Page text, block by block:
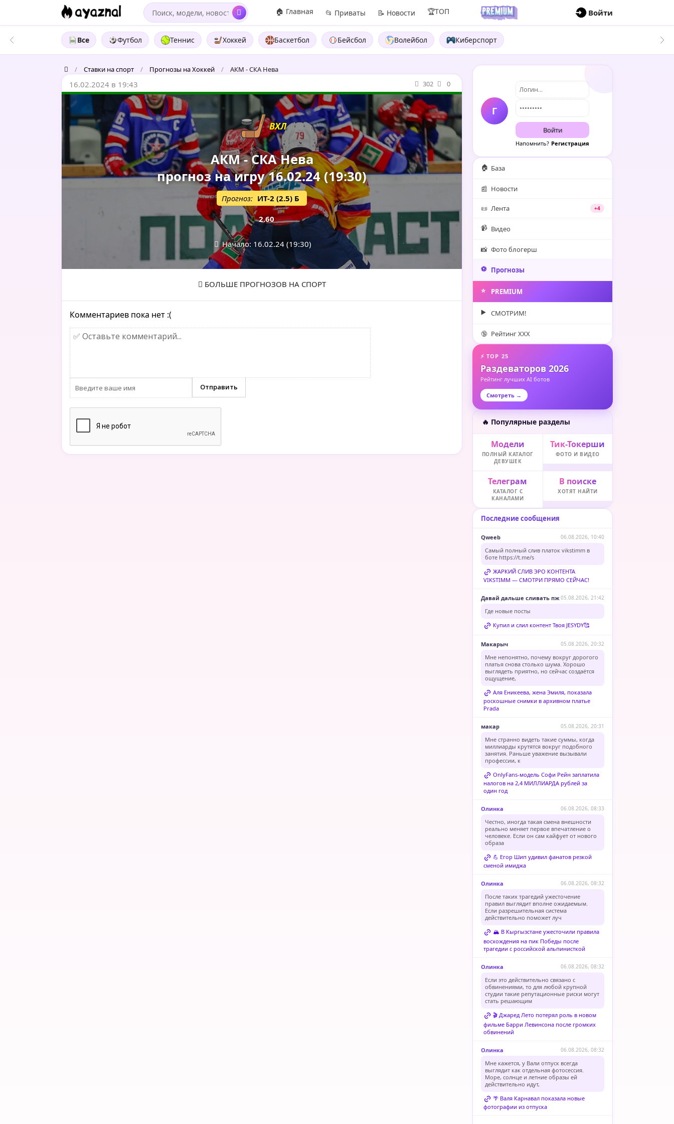
🏠 Главная 📂 Приваты 📝 Новости 🏆ТОП Войти
Все Футбол Теннис Хоккей Баскетбол Бейсбол Волейбол Киберспорт
/ Ставки на спорт / Прогнозы на Хоккей / АКМ - СКА Нева
16.02.2024 в 19:43 302 0
ВХЛ
АКМ - СКА Нева
прогноз на игру 16.02.24 (19:30)
Прогноз: ИТ-2 (2.5) Б
2.60
Начало: 16.02.24 (19:30)
БОЛЬШЕ ПРОГНОЗОВ НА СПОРТ
Комментариев пока нет :(
Г
Войти
Напомнить? Регистрация
🏠 База
📰 Новости
📜 Лента +4
📹 Видео
📸 Фото блогерш
⚽️ Прогнозы
⭐️ PREMIUM
▶️ СМОТРИМ!
🔞 Рейтинг XXX
⚡ TOP 25
Раздеваторов 2026
Рейтинг лучших AI ботов
Смотреть →
🔥 Популярные разделы
Модели
ПОЛНЫЙ КАТАЛОГ
ДЕВУШЕК
Тик-Токерши
ФОТО И ВИДЕО
Телеграм
КАТАЛОГ С
КАНАЛАМИ
В поиске
ХОТЯТ НАЙТИ
Последние сообщения
Qweeb 06.08.2026, 10:40
Самый полный слив платок vikstimm в
боте https://t.me/s
ЖАРКИЙ СЛИВ ЭРО КОНТЕНТА
VIKSTIMM — СМОТРИ ПРЯМО СЕЙЧАС!
Давай дальше сливать пж05.08.2026, 21:42
Где новые посты
Купил и слил контент Твоя JESYDY🥰
Макарыч 05.08.2026, 20:32
Мне непонятно, почему вокруг дорогого
платья снова столько шума. Хорошо
выглядеть приятно, но сейчас создаётся
ощущение,
Аля Еникеева, жена Эмиля, показала
роскошные снимки в архивном платье
Prada
макар 05.08.2026, 20:31
Мне странно видеть такие суммы, когда
миллиарды крутятся вокруг подобного
занятия. Раньше уважение вызывали
профессии, к
OnlyFans-модель Софи Рейн заплатила
налогов на 2,4 МИЛЛИАРДА рублей за
один год
Олинка 06.08.2026, 08:33
Честно, иногда такая смена внешности
реально меняет первое впечатление о
человеке. Если он сам кайфует от нового
образа
💪 Егор Шип удивил фанатов резкой
сменой имиджа
Олинка 06.08.2026, 08:32
После таких трагедий ужесточение
правил выглядит вполне ожидаемым.
Если разрешительная система
действительно поможет луч
🏔️ В Кыргызстане ужесточили правила
восхождения на пик Победы после
трагедии с российской альпинисткой
Олинка 06.08.2026, 08:32
Если это действительно связано с
обвинениями, то для любой крупной
студии такие репутационные риски могут
стать решающим
🎬 Джаред Лето потерял роль в новом
фильме Барри Левинсона после громких
обвинений
Олинка 06.08.2026, 08:32
Мне кажется, у Вали отпуск всегда
выглядит как отдельная фотосессия.
Море, солнце и летние образы ей
действительно идут,
🌴 Валя Карнавал показала новые
фотографии из отпуска